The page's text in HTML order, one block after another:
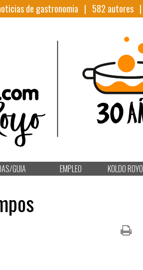
de gastronomia | 582 autores |
GUIA EMPLEO KOLDO ROYO